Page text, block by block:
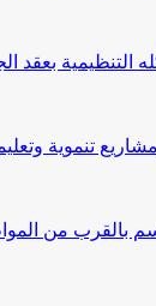
التنظيمية بعقد
وتعليمية بأزيد من 27
بالقرب من